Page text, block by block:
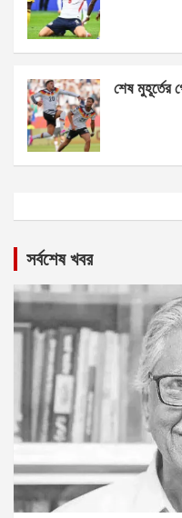
শেষ মুহূর্তের
সর্বশেষ খবর